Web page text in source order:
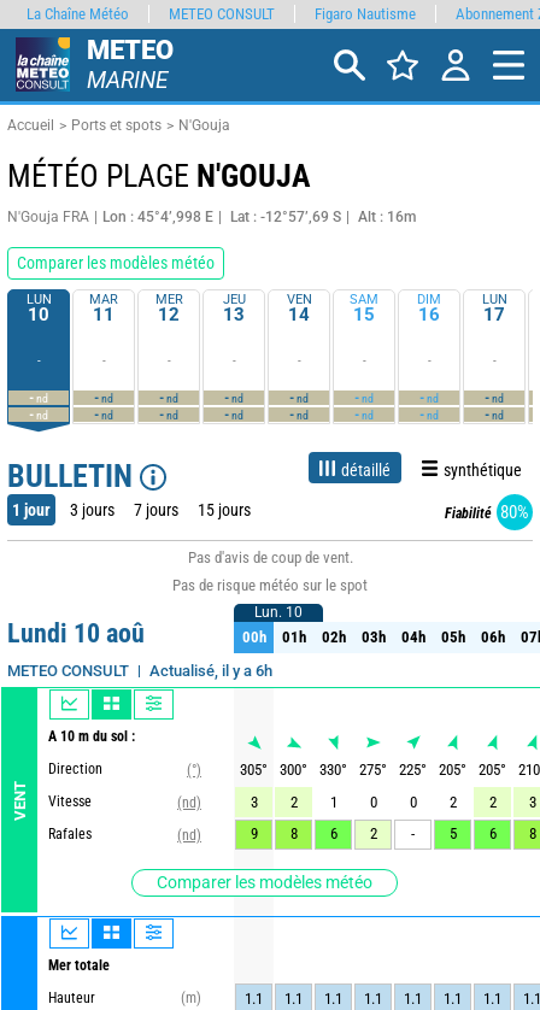
METEO
MARINE
Accueil Ports et spots N'Gouja
MÉTÉO PLAGE N'GOUJA
N'Gouja FRA Lon : 45°4’,998 E Lat : -12°57’,69 S Alt : 16m
Comparer les modèles météo
LUN
10
-
-nd
-nd
MAR
11
-
-nd
-nd
MER
12
-
-nd
-nd
JEU
13
-
-nd
-nd
VEN
14
-
-nd
-nd
SAM
15
-
-nd
-nd
DIM
16
-
-nd
-nd
LUN
17
-
-nd
-nd
BULLETIN détaillé synthétique
1 jour 3 jours 7 jours 15 jours Fiabilité 80%
Pas d'avis de coup de vent.
Pas de risque météo sur le spot
Lundi 10 aoû
METEO CONSULT Actualisé, il y a 6h
VENT
A 10 m du sol :
Direction
(°)
Vitesse
(nd)
Rafales
(nd)
Comparer les modèles météo
Mer totale
Hauteur
(m)
Lun. 10
00h 01h 02h 03h 04h 05h 06h
Lun. 10
00h 01h 02h 03h 04h 05h 06h
305° 300° 330° 275° 225° 205° 205°
210
3
2 1 0 0 2 2
3
9
8 6 2 - 5 6 8
1.1 1.1 1.1 1.1 1.1 1.1 1.1 1.1
La Chaîne Météo METEO CONSULT Figaro Nautisme Abonnement